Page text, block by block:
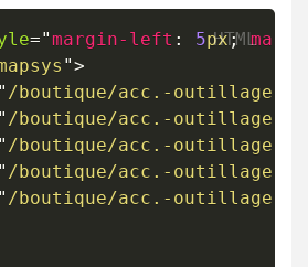
="margin-left : 5px;
">
" /boutique/acc.-outillage-
" /boutique/acc.-outillage-
" /boutique/acc.-outillage-
" /boutique/acc.-outillage-
" /boutique/acc.-outillage-